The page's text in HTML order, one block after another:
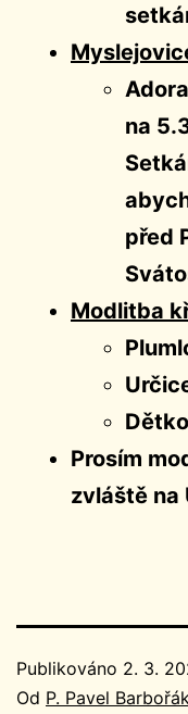
na
před
Modlitba
Prosím
zvláště na
Publikováno 2. 3.
Od P. Pavel Barbořák